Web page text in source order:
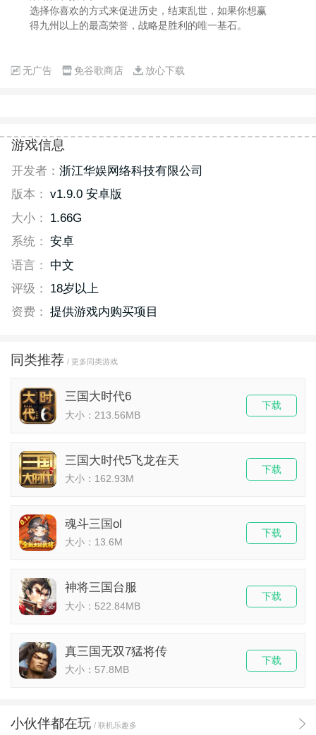
选择你喜欢的方式来促进历史，结束乱世，如果你想赢
得九州以上的最高荣誉，战略是胜利的唯一基石。
无广告 免谷歌商店 放心下载
游戏信息
开发者： 浙江华娱网络科技有限公司
版本： v1.9.0 安卓版
大小：
1.66G
系统： 安卓
语言：
中文
评级：
18岁以上
资费： 提供游戏内购买项目
同类推荐 / 更多同类游戏
三国大时代6
大小：213.56MB
下载
三国大时代5飞龙在天
大小：162.93M
下载
魂斗三国ol
大小：13.6M
下载
神将三国台服
大小：522.84MB
下载
真三国无双7猛将传
大小：57.8MB
下载
小伙伴都在玩 / 联机乐趣多